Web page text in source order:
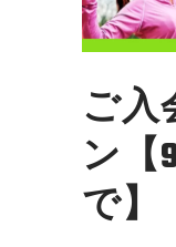
ご入
ン【
で】